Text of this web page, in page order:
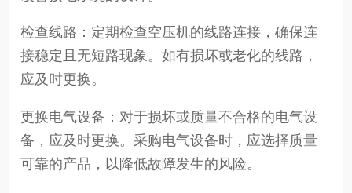
检查线路：定期检查空压机的线路连接，确保连
接稳定且无短路现象。如有损坏或老化的线路，
应及时更换。
更换电气设备：对于损坏或质量不合格的电气设
备，应及时更换。采购电气设备时，应选择质量
可靠的产品，以降低故障发生的风险。